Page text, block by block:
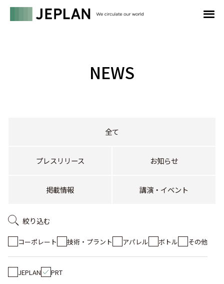
NEWS
全て
プレスリリース お知らせ
掲載情報 講演・イベント
絞り込む
コーポレート 技術・プラント アパレル ボトル その他
JEPLAN PRT